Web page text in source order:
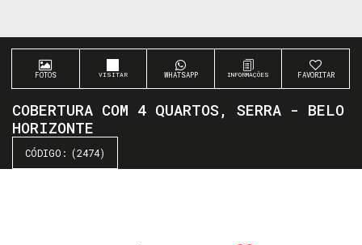
FOTOS WHATSAPP FAVORITAR
COBERTURA COM 4 QUARTOS, SERRA - BELO
HORIZONTE
(2474)